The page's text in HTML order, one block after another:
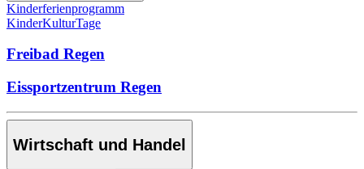
Kinderferienprogramm
KinderKulturTage
Freibad Regen
Eissportzentrum Regen
Wirtschaft und Handel